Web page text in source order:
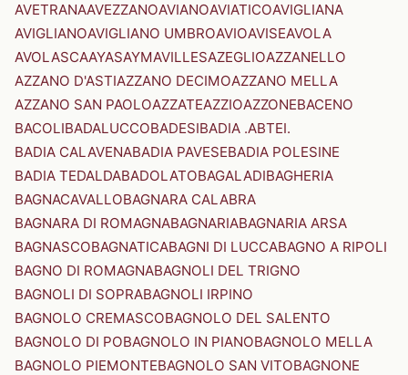
AVETRANAAVEZZANOAVIANOAVIATICOAVIGLIANA
AVIGLIANOAVIGLIANO UMBROAVIOAVISEAVOLA
AVOLASCAAYASAYMAVILLESAZEGLIOAZZANELLO
AZZANO D'ASTIAZZANO DECIMOAZZANO MELLA
AZZANO SAN PAOLOAZZATEAZZIOAZZONEBACENO
BACOLIBADALUCCOBADESIBADIA .ABTEI.
BADIA CALAVENABADIA PAVESEBADIA POLESINE
BADIA TEDALDABADOLATOBAGALADIBAGHERIA
BAGNACAVALLOBAGNARA CALABRA
BAGNARA DI ROMAGNABAGNARIABAGNARIA ARSA
BAGNASCOBAGNATICABAGNI DI LUCCABAGNO A RIPOLI
BAGNO DI ROMAGNABAGNOLI DEL TRIGNO
BAGNOLI DI SOPRABAGNOLI IRPINO
BAGNOLO CREMASCOBAGNOLO DEL SALENTO
BAGNOLO DI POBAGNOLO IN PIANOBAGNOLO MELLA
BAGNOLO PIEMONTEBAGNOLO SAN VITOBAGNONE